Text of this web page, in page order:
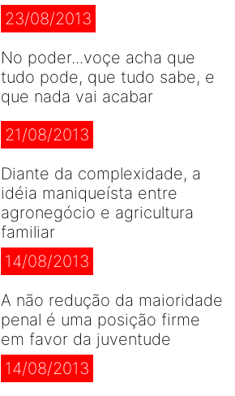
23/08/2013
No poder...voçe acha que
tudo pode, que tudo sabe, e
que nada vai acabar
21/08/2013
Diante da complexidade, a
idéia maniqueísta entre
agronegócio e agricultura
familiar
14/08/2013
A não redução da maioridade
penal é uma posição firme
em favor da juventude
14/08/2013